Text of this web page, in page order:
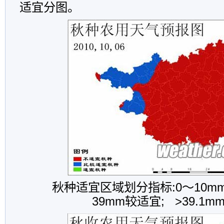
适宜分图。
秋种适宜区域划分指标:0～
39mm较适宜;